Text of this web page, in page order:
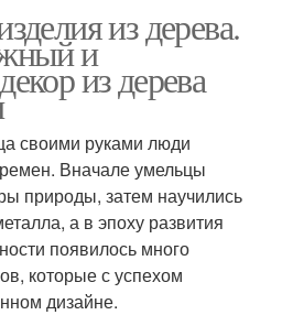
из дерева.
и
из дерева
своими руками люди
Вначале умельцы
природы, затем научились
а в эпоху развития
появилось много
которые с успехом
дизайне.